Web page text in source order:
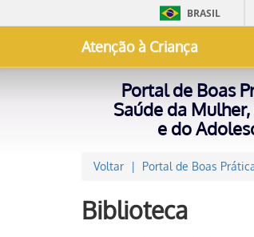
BRASIL
Atenção à Criança
Portal de Boas
Saúde da
e do
Voltar Portal de Boas
Biblioteca